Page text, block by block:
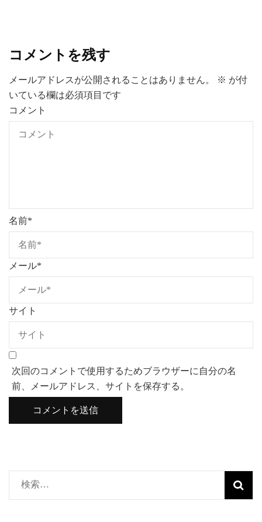
コメントを残す
メールアドレスが公開されることはありません。 ※ が付
いている欄は必須項目です
コメント
名前*
メール*
サイト
次回のコメントで使用するためブラウザーに自分の名
前、メールアドレス、サイトを保存する。
検
索: